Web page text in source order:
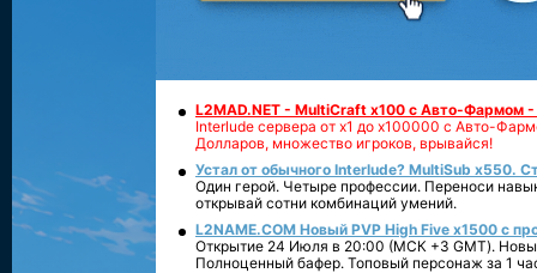
L2MAD.NET - MultiCraft x100 с Авто-Фармом
Interlude сервера от х1 до х100000 с Авто-
Долларов, множество игроков, врывайся!
Устал от обычного Interlude? MultiSub x550.
Один герой. Четыре профессии. Переноси
открывай сотни комбинаций умений.
L2NAME.COM Новый PVP High Five x1500 с
Открытие 24 Июля в 20:00 (МСК +3 GMT).
Полноценный бафер. Топовый персонаж за 1